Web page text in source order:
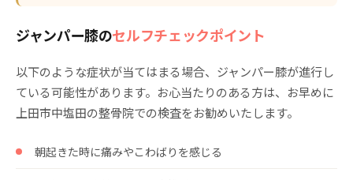
ジャンパー膝のセルフチェックポイント
以下のような症状が当てはまる場合、ジャンパー膝が進行し
ている可能性があります。お心当たりのある方は、お早めに
上田市中塩田の整骨院での検査をお勧めいたします。
朝起きた時に痛みやこわばりを感じる